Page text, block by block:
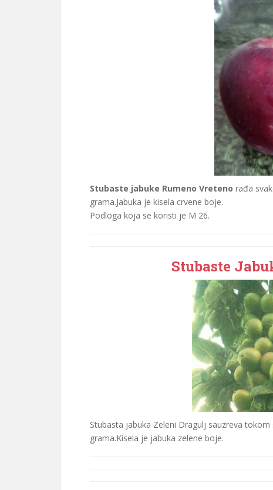
Stubaste jabuke Rumeno Vreteno rađa
grama.Jabuka je kisela crvene boje.
Podloga koja se koristi je M 26.
Stubaste
Stubasta jabuka Zeleni Dragulj sauzreva
grama.Kisela je jabuka zelene boje.